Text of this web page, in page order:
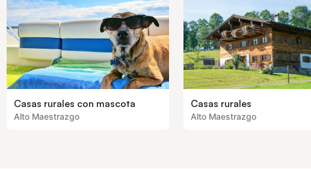
Casas rurales con mascota
Alto Maestrazgo
Casas rurales
Alto Maestrazgo